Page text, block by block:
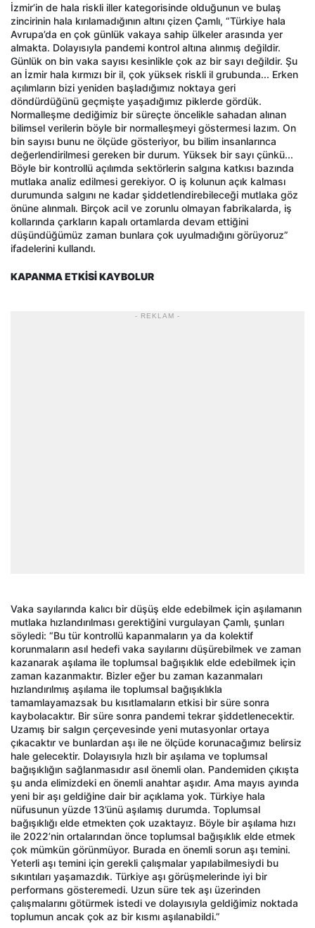
İzmir’in de hala riskli iller kategorisinde olduğunun ve bulaş
zincirinin hala kırılamadığının altını çizen Çamlı, “Türkiye hala
Avrupa’da en çok günlük vakaya sahip ülkeler arasında yer
almakta. Dolayısıyla pandemi kontrol altına alınmış değildir.
Günlük on bin vaka sayısı kesinlikle çok az bir sayı değildir. Şu
an İzmir hala kırmızı bir il, çok yüksek riskli il grubunda... Erken
açılımların bizi yeniden başladığımız noktaya geri
döndürdüğünü geçmişte yaşadığımız piklerde gördük.
Normalleşme dediğimiz bir süreçte öncelikle sahadan alınan
bilimsel verilerin böyle bir normalleşmeyi göstermesi lazım. On
bin sayısı bunu ne ölçüde gösteriyor, bu bilim insanlarınca
değerlendirilmesi gereken bir durum. Yüksek bir sayı çünkü...
Böyle bir kontrollü açılımda sektörlerin salgına katkısı bazında
mutlaka analiz edilmesi gerekiyor. O iş kolunun açık kalması
durumunda salgını ne kadar şiddetlendirebileceği mutlaka göz
önüne alınmalı. Birçok acil ve zorunlu olmayan fabrikalarda, iş
kollarında çarkların kapalı ortamlarda devam ettiğini
düşündüğümüz zaman bunlara çok uyulmadığını görüyoruz”
ifadelerini kullandı.
KAPANMA ETKİSİ KAYBOLUR
- REKLAM -
Vaka sayılarında kalıcı bir düşüş elde edebilmek için aşılamanın
mutlaka hızlandırılması gerektiğini vurgulayan Çamlı, şunları
söyledi: “Bu tür kontrollü kapanmaların ya da kolektif
korunmaların asıl hedefi vaka sayılarını düşürebilmek ve zaman
kazanarak aşılama ile toplumsal bağışıklık elde edebilmek için
zaman kazanmaktır. Bizler eğer bu zaman kazanmaları
hızlandırılmış aşılama ile toplumsal bağışıklıkla
tamamlayamazsak bu kısıtlamaların etkisi bir süre sonra
kaybolacaktır. Bir süre sonra pandemi tekrar şiddetlenecektir.
Uzamış bir salgın çerçevesinde yeni mutasyonlar ortaya
çıkacaktır ve bunlardan aşı ile ne ölçüde korunacağımız belirsiz
hale gelecektir. Dolayısıyla hızlı bir aşılama ve toplumsal
bağışıklığın sağlanmasıdır asıl önemli olan. Pandemiden çıkışta
şu anda elimizdeki en önemli anahtar aşıdır. Ama mayıs ayında
yeni bir aşı geldiğine dair bir açıklama yok. Türkiye hala
nüfusunun yüzde 13’ünü aşılamış durumda. Toplumsal
bağışıklığı elde etmekten çok uzaktayız. Böyle bir aşılama hızı
ile 2022’nin ortalarından önce toplumsal bağışıklık elde etmek
çok mümkün görünmüyor. Burada en önemli sorun aşı temini.
Yeterli aşı temini için gerekli çalışmalar yapılabilmesiydi bu
sıkıntıları yaşamazdık. Türkiye aşı görüşmelerinde iyi bir
performans gösteremedi. Uzun süre tek aşı üzerinden
çalışmalarını götürmek istedi ve dolayısıyla geldiğimiz noktada
toplumun ancak çok az bir kısmı aşılanabildi.”